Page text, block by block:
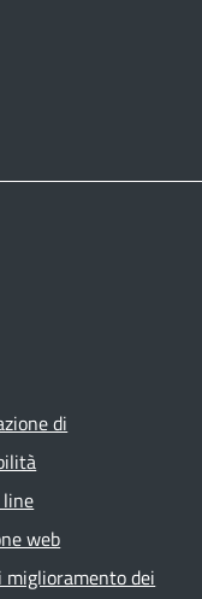
di
web
miglioramento dei